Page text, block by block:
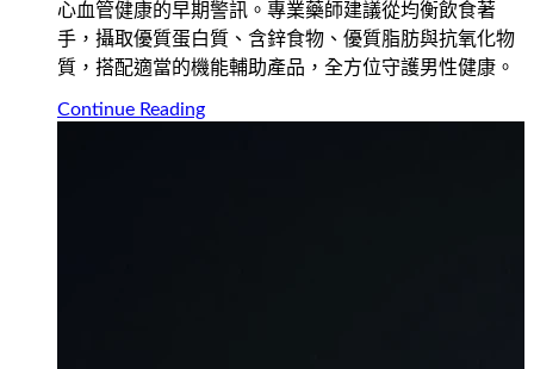
心血管健康的早期警訊。專業藥師建議從均衡飲食著
手，攝取優質蛋白質、含鋅食物、優質脂肪與抗氧化物
質，搭配適當的機能輔助產品，全方位守護男性健康。
Continue Reading